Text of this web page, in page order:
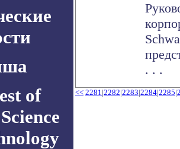
of
. . .
<< 2281|2282|2283|2284|2285|